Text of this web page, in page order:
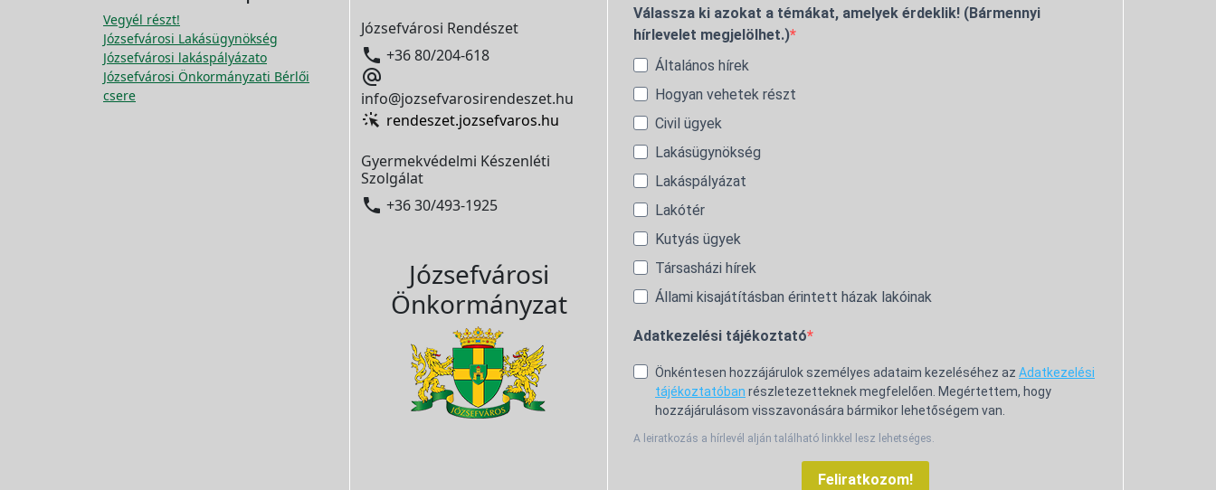
Vegyél részt!
Józsefvárosi Lakásügynökség
Józsefvárosi lakáspályázato
Józsefvárosi Önkormányzati Bérlői
csere
Józsefvárosi Rendészet
 +36 80/204-618

info@jozsefvarosirendeszet.hu
rendeszet.jozsefvaros.hu
Gyermekvédelmi Készenléti
Szolgálat
 +36 30/493-1925
Józsefvárosi
Önkormányzat
Válassza ki azokat a témákat, amelyek érdeklik! (Bármennyi
hírlevelet megjelölhet.)
Általános hírek
Hogyan vehetek részt
Civil ügyek
Lakásügynökség
Lakáspályázat
Lakótér
Kutyás ügyek
Társasházi hírek
Állami kisajátításban érintett házak lakóinak
Adatkezelési tájékoztató
Önkéntesen hozzájárulok személyes adataim kezeléséhez az Adatkezelési
tájékoztatóban részletezetteknek megfelelően. Megértettem, hogy
hozzájárulásom visszavonására bármikor lehetőségem van.
A leiratkozás a hírlevél alján található linkkel lesz lehetséges.
Feliratkozom!